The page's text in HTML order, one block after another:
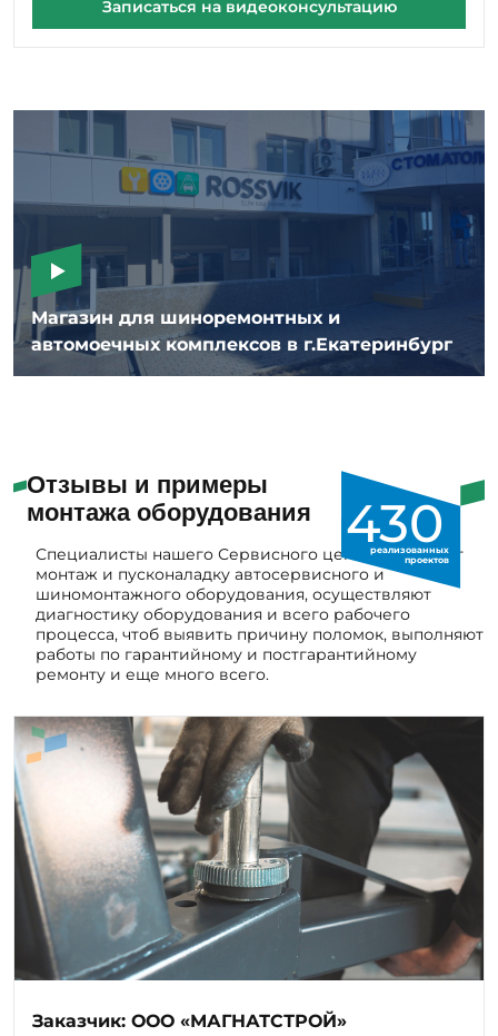
Магазин для шиноремонтных и
автомоечных комплексов в г.Екатеринбург
Специалисты нашего Сервисного центра проводят
монтаж и пусконаладку автосервисного и
шиномонтажного оборудования, осуществляют
диагностику оборудования и всего рабочего
процесса, чтоб выявить причину поломок, выполняют
работы по гарантийному и постгарантийному
ремонту и еще много всего.
430
реализованных
проектов
Заказчик: ООО «МАГНАТСТРОЙ»
автосервиса с нуля — от проектирования до